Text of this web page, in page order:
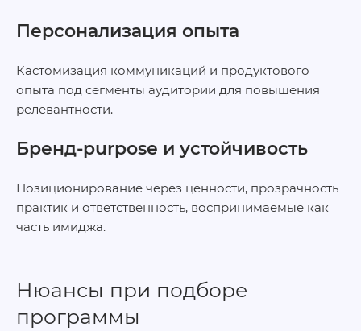
Персонализация опыта
Кастомизация коммуникаций и продуктового
опыта под сегменты аудитории для повышения
релевантности.
Бренд‑purpose и устойчивость
Позиционирование через ценности, прозрачность
практик и ответственность, воспринимаемые как
часть имиджа.
Нюансы при подборе
программы